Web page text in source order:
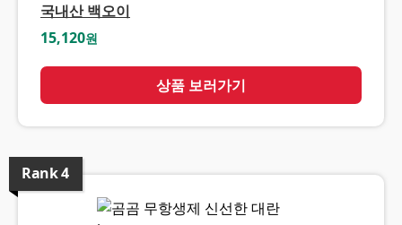
국내산 백오이
15,120원
상품 보러가기
Rank4